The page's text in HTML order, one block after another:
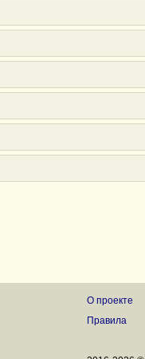
О проекте
Правила